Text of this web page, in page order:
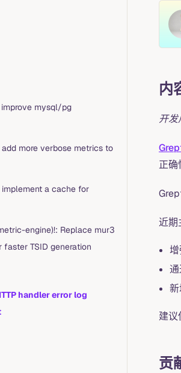
current page
improve mysql/pg
more verbose metrics to
a cache for
engine)!: Replace mur3
faster TSID generation
handler error log
内
开
正
近期
建议
贡